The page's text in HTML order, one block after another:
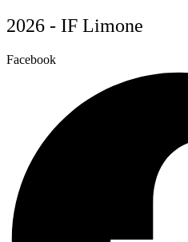
2026 - IF Limone
Facebook